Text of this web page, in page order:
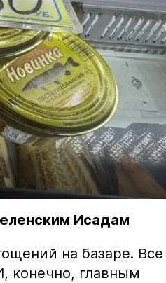
Исадам
на базаре. Все
конечно, главным